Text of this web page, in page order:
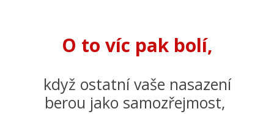
O to víc pak bolí,
když ostatní vaše nasazení
berou jako samozřejmost,